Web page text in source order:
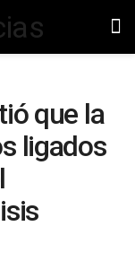
que la
ligados